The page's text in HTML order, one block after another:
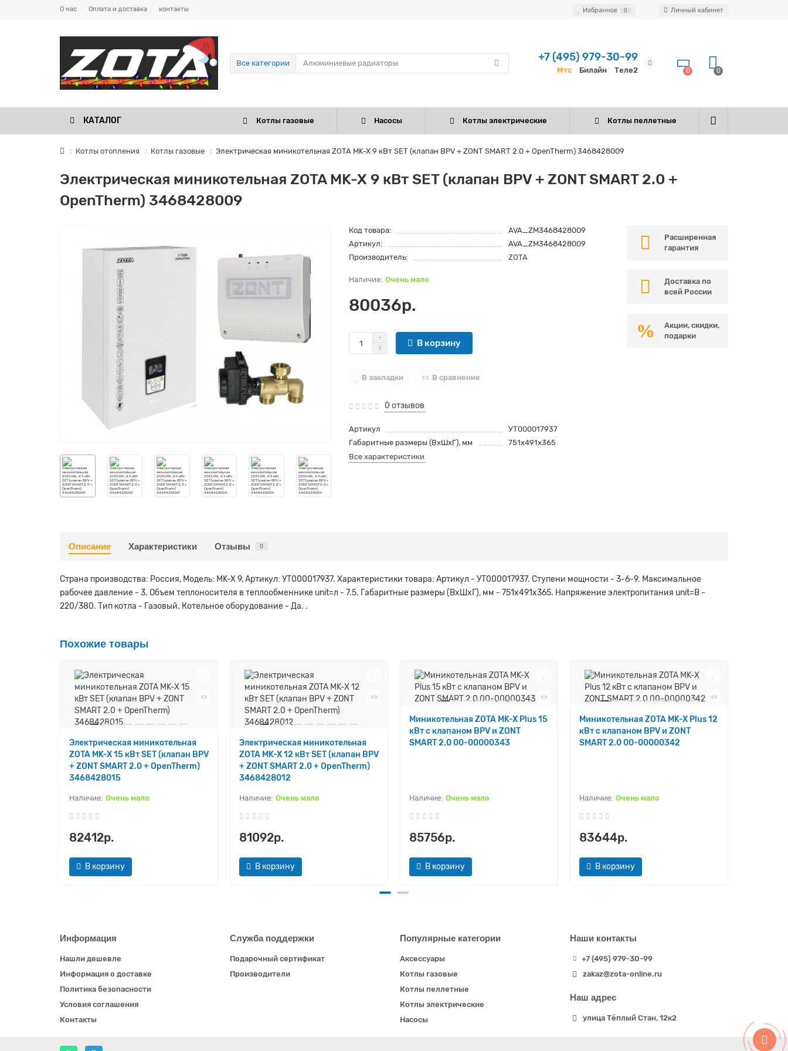
О нас Оплата и доставка контакты Избранное 0 Личный кабинет
Все категории
+7 (495) 979-30-99
Мтс Билайн Теле2 0 0
КАТАЛОГ Котлы газовые Насосы Котлы электрические Котлы пеллетные
Котлы отопления Котлы газовые Электрическая миникотельная ZOTA MK-X 9 кВт SET (клапан BPV + ZONT SMART 2.0 + OpenTherm) 3468428009
Электрическая миникотельная ZOTA MK-X 9 кВт SET (клапан BPV + ZONT SMART 2.0 +
OpenTherm) 3468428009
Код товара:
AVA_ZM3468428009
Артикул:
AVA_ZM3468428009
Производитель:
ZOTA
Очень мало
80036р.
В корзину
В закладки В сравнение
0 отзывов
Артикул
УТ000017937
Габаритные размеры (ВхШхГ), мм
751х491х365
Все характеристики
Расширенная
гарантия
Доставка по
всей России
Акции, скидки,
подарки
Описание Характеристики Отзывы 0
Страна производства: Россия, Модель: MK-X 9, Артикул: УТ000017937. Характеристики товара: Артикул - УТ000017937. Ступени мощности - 3-6-9. Максимальное
рабочее давление - 3. Объем теплоносителя в теплообменнике unit=л - 7.5. Габаритные размеры (ВхШхГ), мм - 751х491х365. Напряжение электропитания unit=В -
220/380. Тип котла - Газовый. Котельное оборудование - Да. .
Похожие товары
Электрическая миникотельная
ZOTA MK-X 15 кВт SET (клапан BPV
+ ZONT SMART 2.0 + OpenTherm)
3468428015
Очень мало
82412р.
В корзину
Электрическая миникотельная
ZOTA MK-X 12 кВт SET (клапан BPV
+ ZONT SMART 2.0 + OpenTherm)
3468428012
Очень мало
81092р.
В корзину
Миникотельная ZOTA MK-X Plus 15
кВт с клапаном BPV и ZONT
SMART 2.0 00-00000343
Очень мало
85756р.
В корзину
Миникотельная ZOTA MK-X Plus 12
кВт с клапаном BPV и ZONT
SMART 2.0 00-00000342
Очень мало
83644р.
В корзину
Информация
Нашли дешевле
Информация о доставке
Политика безопасности
Условия соглашения
Контакты
Служба поддержки
Подарочный сертификат
Производители
Популярные категории
Аксессуары
Котлы газовые
Котлы пеллетные
Котлы электрические
Насосы
Наши контакты
+7 (495) 979-30-99
zakaz@zota-online.ru
Наш адрес
улица Тёплый Стан, 12к2